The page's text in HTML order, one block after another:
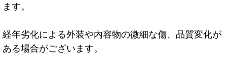
ます。
経年劣化による外装や内容物の微細な傷、品質変化が
ある場合がございます。